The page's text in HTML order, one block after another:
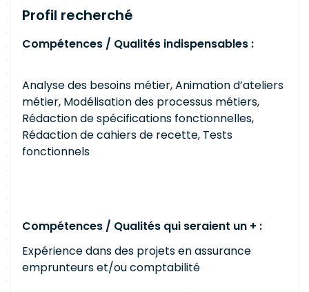
Profil recherché
Compétences / Qualités indispensables :
Analyse des besoins métier, Animation d’ateliers
métier, Modélisation des processus métiers,
Rédaction de spécifications fonctionnelles,
Rédaction de cahiers de recette, Tests
fonctionnels
Compétences / Qualités qui seraient un + :
Expérience dans des projets en assurance
emprunteurs et/ou comptabilité